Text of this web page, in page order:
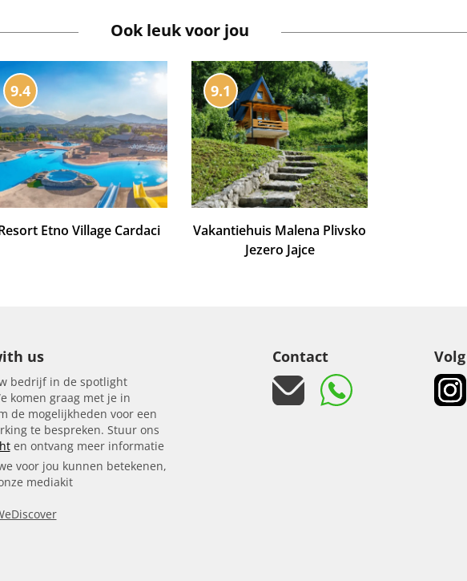
Ook leuk voor jou
9.4
Etno Village Cardaci
9.1
Vakantiehuis Malena Plivsko
Jezero Jajce
us
bedrijf in de spotlight
komen graag met je in
de mogelijkheden voor een
te bespreken. Stuur ons
en ontvang meer informatie
voor jou kunnen betekenen,
mediakit
Contact